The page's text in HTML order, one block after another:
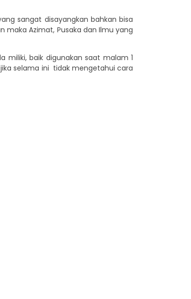
sangat disayangkan bahkan bisa
maka Azimat, Pusaka dan Ilmu yang
miliki, baik digunakan saat malam 1
selama ini tidak mengetahui cara